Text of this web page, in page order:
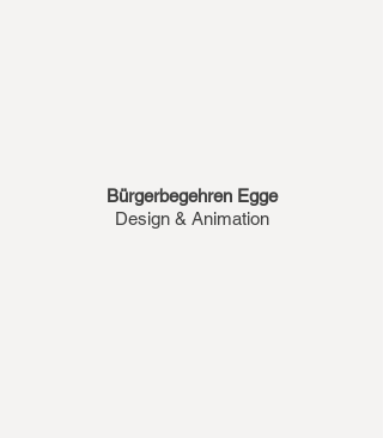
Bürgerbegehren Egge
Design & Animation